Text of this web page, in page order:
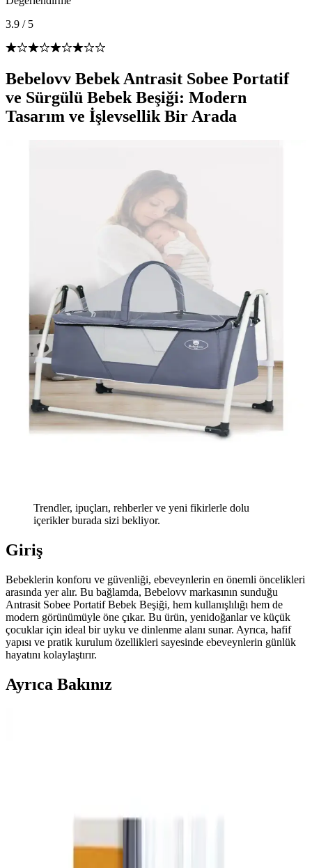
3.9 / 5
Bebelovv Bebek Antrasit Sobee Portatif
ve Sürgülü Bebek Beşiği: Modern
Tasarım ve İşlevsellik Bir Arada
Trendler, ipuçları, rehberler ve yeni fikirlerle dolu
içerikler burada sizi bekliyor.
Giriş
Bebeklerin konforu ve güvenliği, ebeveynlerin en önemli öncelikleri
arasında yer alır. Bu bağlamda, Bebelovv markasının sunduğu
Antrasit Sobee Portatif Bebek Beşiği, hem kullanışlılığı hem de
modern görünümüyle öne çıkar. Bu ürün, yenidoğanlar ve küçük
çocuklar için ideal bir uyku ve dinlenme alanı sunar. Ayrıca, hafif
yapısı ve pratik kurulum özellikleri sayesinde ebeveynlerin günlük
hayatını kolaylaştırır.
Ayrıca Bakınız
Bebek Odası Dekorasyonunda Şık ve Fonksiyonel